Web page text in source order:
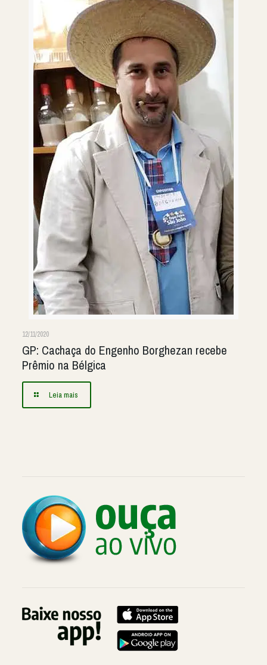
12/11/2020
GP: Cachaça do Engenho Borghezan recebe
Prêmio na Bélgica
Leia mais